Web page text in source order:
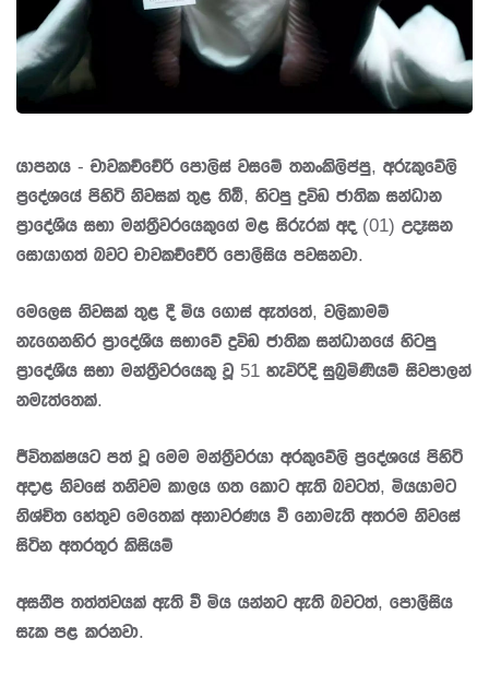
යාපනය - චාවකච්චේරි පොලිස් වසමේ තනංකිලිප්පු, අරුකුවේලි
ප්‍රදේශයේ පිහිටි නිවසක් තුළ තිබී, හිටපු ද්‍රවිඩ ජාතික සන්ධාන
ප්‍රාදේශීය සභා මන්ත්‍රීවරයෙකුගේ මළ සිරුරක් අද (01) උදෑසන
සොයාගත් බවට චාවකච්චේරි පොලීසිය පවසනවා.
මෙලෙස නිවසක් තුළ දී මිය ගොස් ඇත්තේ, වලිකාමම්
නැගෙනහිර ප්‍රාදේශීය සභාවේ ද්‍රවිඩ ජාතික සන්ධානයේ හිටපු
ප්‍රාදේශීය සභා මන්ත්‍රීවරයෙකු වූ 51 හැවිරිදි සුබ්‍රමිණියම් සිවපාලන්
නමැත්තෙක්.
ජීවිතක්ෂයට පත් වූ මෙම මන්ත්‍රීවරයා අරකුවේලි ප්‍රදේශයේ පිහිටි
අදාළ නිවසේ තනිවම කාලය ගත කොට ඇති බවටත්, මියයාමට
නිශ්චිත හේතුව මෙතෙක් අනාවරණය වී නොමැති අතරම නිවසේ
සිටින අතරතුර කිසියම්
අසනීප තත්ත්වයක් ඇති වී මිය යන්නට ඇති බවටත්, පොලීසිය
සැක පළ කරනවා.